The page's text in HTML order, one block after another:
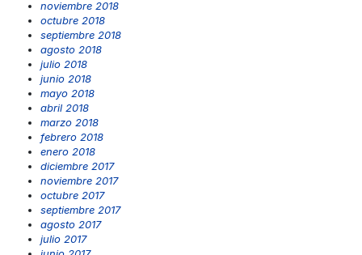
noviembre 2018
octubre 2018
septiembre 2018
agosto 2018
julio 2018
junio 2018
mayo 2018
abril 2018
marzo 2018
febrero 2018
enero 2018
diciembre 2017
noviembre 2017
octubre 2017
septiembre 2017
agosto 2017
julio 2017